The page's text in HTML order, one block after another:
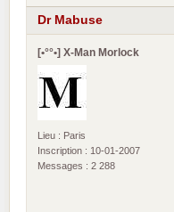
Dr Mabuse
[•°°•] X-Man Morlock
Lieu : Paris
Inscription : 10-01-2007
Messages : 2 288